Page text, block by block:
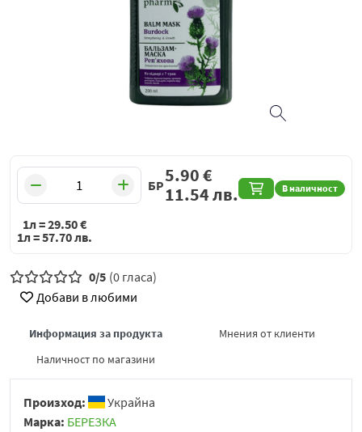
БР В наличност
5.90€
11.54лв.
1л =29.50€
1л =57.70лв.
0/5 (0 гласа)
Добави в любими
Информация за продукта
Мнения от клиенти
Наличност по магазини
Произход:
Украйна
Марка: БЕРЕЗКА